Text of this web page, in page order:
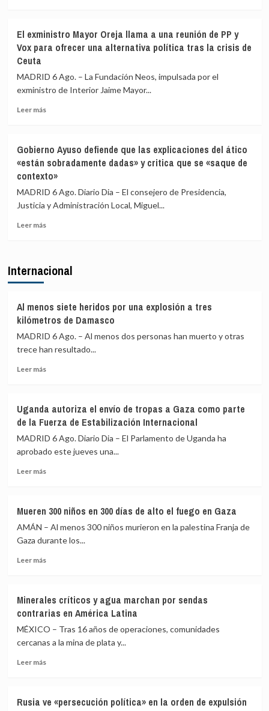
prevaricación
si
acoger
menores
migrantes
señala
que
Gobierno
«consta»
el
a
una
nueva
masiva
el
El exministro Mayor Oreja llama a una reunión de PP y
Vox para ofrecer una alternativa política tras la crisis de
Ceuta
MADRID 6 Ago. – La Fundación Neos, impulsada por el
exministro de Interior Jaime Mayor...
Leer másLeer
exministro
Mayor
Oreja
llama
una
reunión
Vox
alternativa
política
tras
la
de
Gobierno Ayuso defiende que las explicaciones del ático
«están sobradamente dadas» y critica que se «saque de
contexto»
MADRID 6 Ago. Diario Dia – El consejero de Presidencia,
Justicia y Administración Local, Miguel...
Leer másLeer
Ayuso
las
explicaciones
del
ático
«están
dadas»
que
«saque
de
contexto»
Internacional
Al menos siete heridos por una explosión a tres
kilómetros de Damasco
MADRID 6 Ago. – Al menos dos personas han muerto y otras
trece han resultado...
Leer másLeer
menos
siete
heridos
por
explosión
de
Damasco
Uganda autoriza el envío de tropas a Gaza como parte
de la Fuerza de Estabilización Internacional
MADRID 6 Ago. Diario Dia – El Parlamento de Uganda ha
aprobado este jueves una...
Leer másLeer
autoriza
el
envío
tropas
como
parte
de
la
Fuerza
Estabilización
Mueren 300 niños en 300 días de alto el fuego en Gaza
AMÁN – Al menos 300 niños murieron en la palestina Franja de
Gaza durante los...
Leer másLeer
300
niños
en
de
en
Minerales críticos y agua marchan por sendas
contrarias en América Latina
MÉXICO – Tras 16 años de operaciones, comunidades
cercanas a la mina de plata y...
Leer másLeer
críticos
Rusia ve «persecución política» en la orden de expulsión